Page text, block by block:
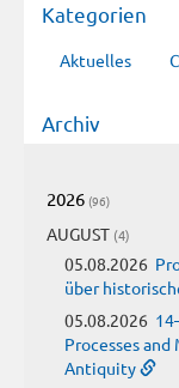
Kategorien
Aktuelles
Archiv
2026 (96)
AUGUST (4)
05.08.2026
über
05.08.2026
Processes
Antiquity